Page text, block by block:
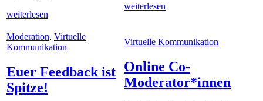
weiterlesen
weiterlesen
Moderation, Virtuelle
Kommunikation
Euer Feedback ist
Spitze!
Virtuelle Kommunikation
Online Co-
Moderator*innen